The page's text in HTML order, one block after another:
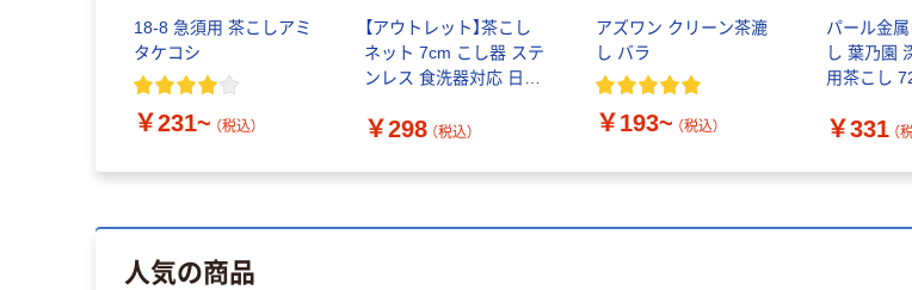
18-8 急須用 茶こしアミ
タケコシ
￥231~ （税込）
【アウトレット】茶こし
ネット 7cm こし器 ステ
ンレス 食洗器対応 日本
貝印
￥298 （税込）
アズワン クリーン茶漉
し バラ
￥193~ （税込）
パール金
し 葉乃園
用茶こし
￥331 （
人気の商品